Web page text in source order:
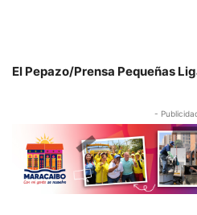
El Pepazo/Prensa Pequeñas
-